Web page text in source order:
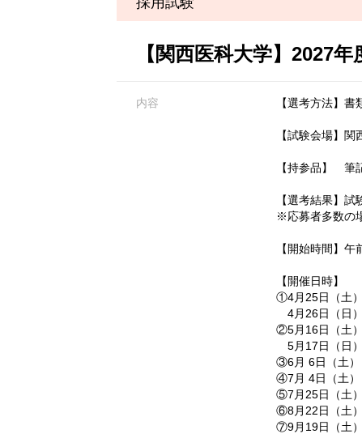
【関西医科大学】2027
内容 【選考方法】
【試験会場】
【持参品】 筆
【選考結果】
※応募者多数の
【開始時間】
【開催日時】
①4月25日（土
4月26日（日
②5月16日（土
5月17日（日
③6月 6日（土）
④7月 4日（土）
⑤7月25日（土
⑥8月22日（土
⑦9月19日（土